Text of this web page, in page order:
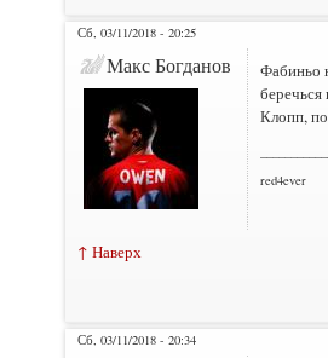
Сб, 03/11/2018 - 20:25
Макс Богданов
Фабиньо
Клопп,
red4ever
↑ Наверх
Сб, 03/11/2018 - 20:34